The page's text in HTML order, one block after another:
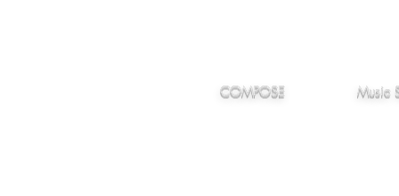
COMPOSE Music